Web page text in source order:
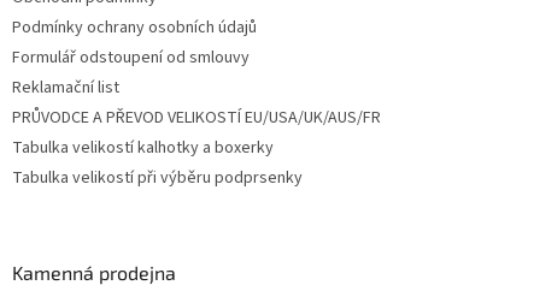
Podmínky ochrany osobních údajů
Formulář odstoupení od smlouvy
Reklamační list
PRŮVODCE A PŘEVOD VELIKOSTÍ EU/USA/UK/AUS/FR
Tabulka velikostí kalhotky a boxerky
Tabulka velikostí při výběru podprsenky
Kamenná prodejna